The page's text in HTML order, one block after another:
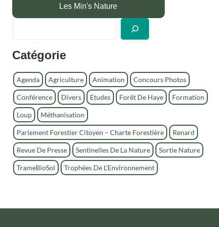
Les Min's Nature
h
r
c
e
r
Catégorie
Agenda Agriculture Animation Concours Photos
Conférence Divers Etudes Forêt De Haye Formation
Loup Méthanisation
Parlement Forestier Citoyen – Charte Forestière Renard
Revue De Presse Sentinelles De La Nature Sortie Nature
TrameBioSol Trophées De L'Environnement